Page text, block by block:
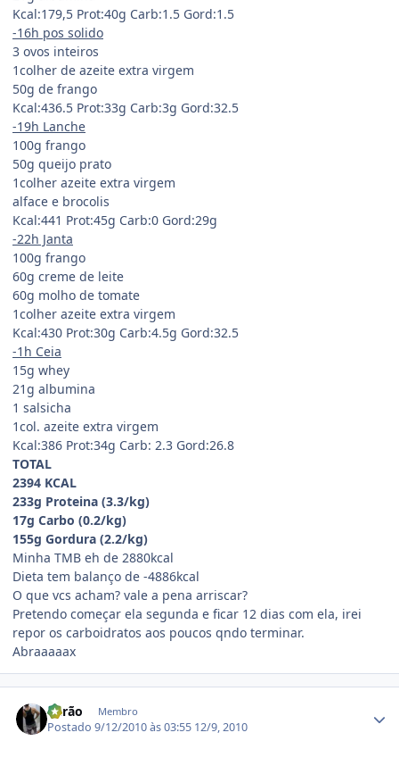
Kcal:179,5 Prot:40g Carb:1.5 Gord:1.5
-16h pos solido
3 ovos inteiros
1colher de azeite extra virgem
50g de frango
Kcal:436.5 Prot:33g Carb:3g Gord:32.5
-19h Lanche
100g frango
50g queijo prato
1colher azeite extra virgem
alface e brocolis
Kcal:441 Prot:45g Carb:0 Gord:29g
-22h Janta
100g frango
60g creme de leite
60g molho de tomate
1colher azeite extra virgem
Kcal:430 Prot:30g Carb:4.5g Gord:32.5
-1h Ceia
15g whey
21g albumina
1 salsicha
1col. azeite extra virgem
Kcal:386 Prot:34g Carb: 2.3 Gord:26.8
TOTAL
2394 KCAL
233g Proteina (3.3/kg)
17g Carbo (0.2/kg)
155g Gordura (2.2/kg)
Minha TMB eh de 2880kcal
Dieta tem balanço de -4886kcal
O que vcs acham? vale a pena arriscar?
Pretendo começar ela segunda e ficar 12 dias com ela, irei
repor os carboidratos aos poucos qndo terminar.
Abraaaaax
Barão Membro
Postado9/12/2010 às 03:55 12/9, 2010